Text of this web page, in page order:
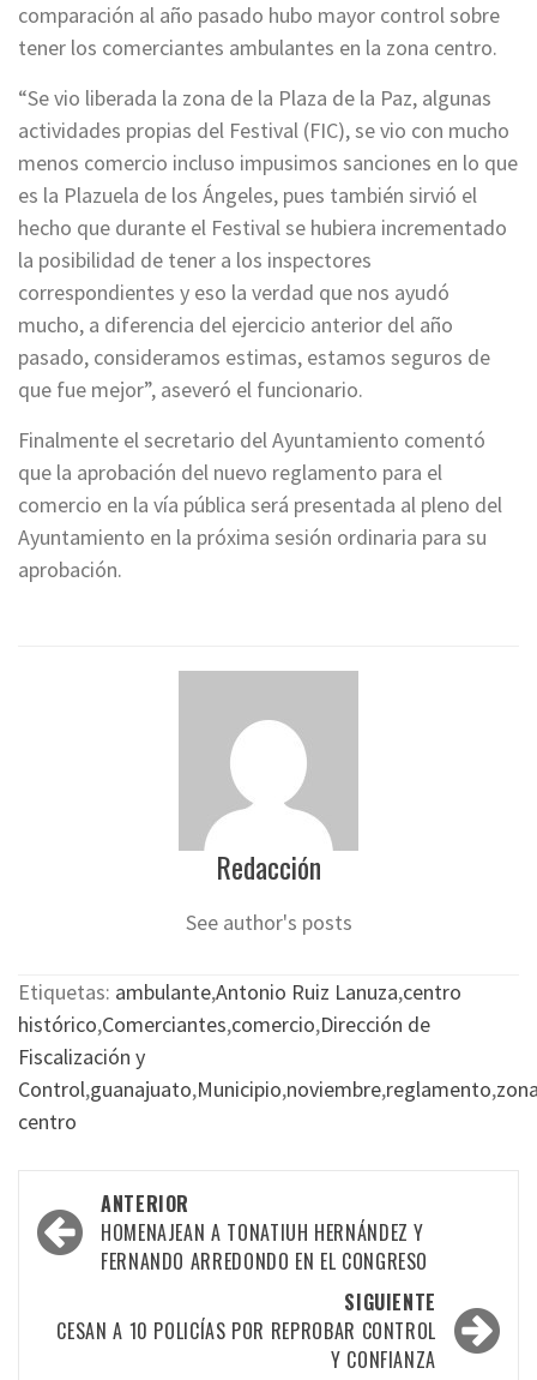
comparación al año pasado hubo mayor control sobre
tener los comerciantes ambulantes en la zona centro.
“Se vio liberada la zona de la Plaza de la Paz, algunas
actividades propias del Festival (FIC), se vio con mucho
menos comercio incluso impusimos sanciones en lo que
es la Plazuela de los Ángeles, pues también sirvió el
hecho que durante el Festival se hubiera incrementado
la posibilidad de tener a los inspectores
correspondientes y eso la verdad que nos ayudó
mucho, a diferencia del ejercicio anterior del año
pasado, consideramos estimas, estamos seguros de
que fue mejor”, aseveró el funcionario.
Finalmente el secretario del Ayuntamiento comentó
que la aprobación del nuevo reglamento para el
comercio en la vía pública será presentada al pleno del
Ayuntamiento en la próxima sesión ordinaria para su
aprobación.
Redacción
See author's posts
Etiquetas: ambulante,Antonio Ruiz Lanuza,centro
histórico,Comerciantes,comercio,Dirección de
Fiscalización y
Control,guanajuato,Municipio,noviembre,reglamento,
centro
Navegación
por
entradas
ANTERIOR
HOMENAJEAN A TONATIUH HERNÁNDEZ Y
FERNANDO ARREDONDO EN EL CONGRESO
SIGUIENTE
CESAN A 10 POLICÍAS POR REPROBAR CONTROL
Y CONFIANZA